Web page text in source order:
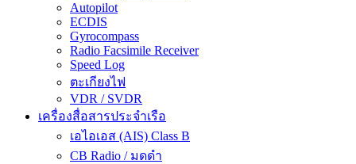
Autopilot
ECDIS
Gyrocompass
Radio Facsimile Receiver
Speed Log
ตะเกียงไฟ
VDR / SVDR
เครื่องสื่อสารประจำเรือ
เอไอเอส (AIS) Class B
CB Radio / มดดำ